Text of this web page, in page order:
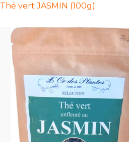
Thé vert JASMIN (100g)